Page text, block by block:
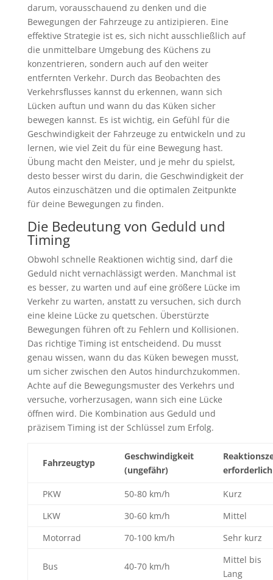
darum, vorausschauend zu denken und die
Bewegungen der Fahrzeuge zu antizipieren. Eine
effektive Strategie ist es, sich nicht ausschließlich auf
die unmittelbare Umgebung des Küchens zu
konzentrieren, sondern auch auf den weiter
entfernten Verkehr. Durch das Beobachten des
Verkehrsflusses kannst du erkennen, wann sich
Lücken auftun und wann du das Küken sicher
bewegen kannst. Es ist wichtig, ein Gefühl für die
Geschwindigkeit der Fahrzeuge zu entwickeln und zu
lernen, wie viel Zeit du für eine Bewegung hast.
Übung macht den Meister, und je mehr du spielst,
desto besser wirst du darin, die Geschwindigkeit der
Autos einzuschätzen und die optimalen Zeitpunkte
für deine Bewegungen zu finden.
Die Bedeutung von Geduld und
Timing
Obwohl schnelle Reaktionen wichtig sind, darf die
Geduld nicht vernachlässigt werden. Manchmal ist
es besser, zu warten und auf eine größere Lücke im
Verkehr zu warten, anstatt zu versuchen, sich durch
eine kleine Lücke zu quetschen. Überstürzte
Bewegungen führen oft zu Fehlern und Kollisionen.
Das richtige Timing ist entscheidend. Du musst
genau wissen, wann du das Küken bewegen musst,
um sicher zwischen den Autos hindurchzukommen.
Achte auf die Bewegungsmuster des Verkehrs und
versuche, vorherzusagen, wann sich eine Lücke
öffnen wird. Die Kombination aus Geduld und
präzisem Timing ist der Schlüssel zum Erfolg.
Fahrzeugtyp
Geschwindigkeit
(ungefähr)
erforderlich
PKW 50-80 km/h
Kurz
LKW
30-60 km/h
Mittel
Motorrad
70-100 km/h Sehr kurz
Bus 40-70 km/h
Mittel bis
Lang